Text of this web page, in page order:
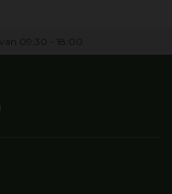
van 09:30 18:00